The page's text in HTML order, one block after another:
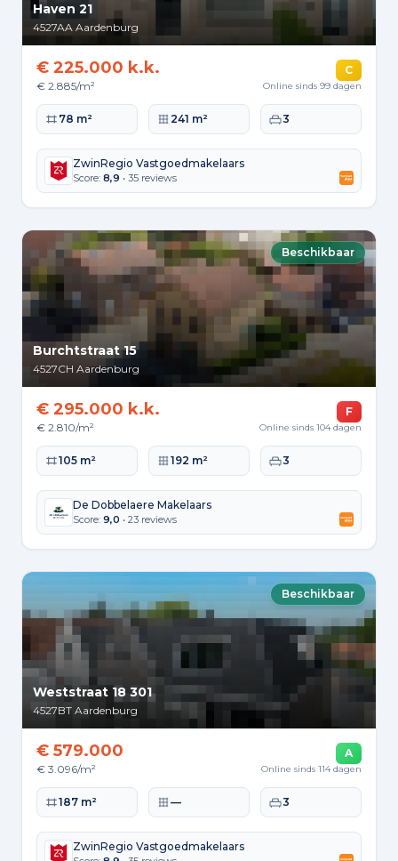
Haven 21
4527AA Aardenburg
€ 225.000 k.k.
€ 2.885/m²
C
Online sinds 99 dagen
Woonoppervlakte
78 m² Perceeloppervlakte
241 m² Slaapkamers
3
ZwinRegio Vastgoedmakelaars
Score: 8,9 • 35 reviews
Beschikbaar
Burchtstraat 15
4527CH Aardenburg
€ 295.000 k.k.
€ 2.810/m²
F
Online sinds 104 dagen
Woonoppervlakte
105 m² Perceeloppervlakte
192 m² Slaapkamers
3
De Dobbelaere Makelaars
Score: 9,0 • 23 reviews
Beschikbaar
Weststraat 18 301
4527BT Aardenburg
€ 579.000
€ 3.096/m²
A
Online sinds 114 dagen
Woonoppervlakte
187 m² Perceeloppervlakte
— Slaapkamers
3
ZwinRegio Vastgoedmakelaars